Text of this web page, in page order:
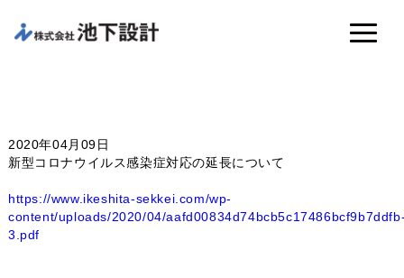
2020年04月09日
新型コロナウイルス感染症対応の延長について
https://www.ikeshita-sekkei.com/wp-
content/uploads/2020/04/
3.pdf